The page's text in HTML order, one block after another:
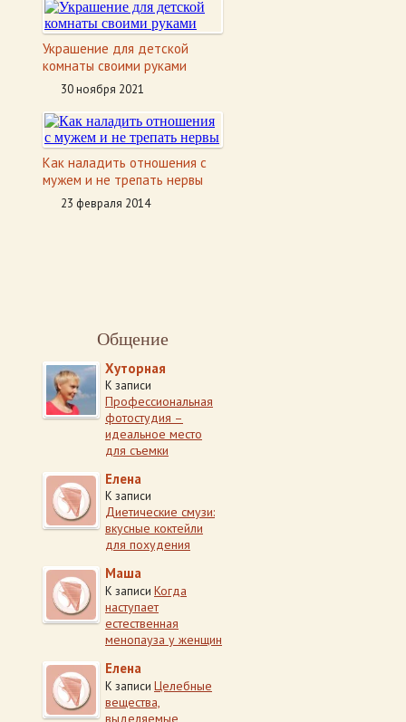
Украшение для детской
комнаты своими руками
30 ноября 2021
Как наладить отношения с
мужем и не трепать нервы
23 февраля 2014
Общение
Хуторная
К записи
Профессиональная
фотостудия –
идеальное место
для съемки
Елена
К записи
Диетические смузи:
вкусные коктейли
для похудения
Маша
К записи Когда
наступает
естественная
менопауза у женщин
Елена
К записи Целебные
вещества,
выделяемые